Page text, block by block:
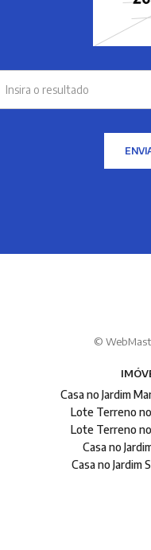
©
Casa no Jardim
Lote Terreno
Lote Terreno
Casa no
Casa no Jardim